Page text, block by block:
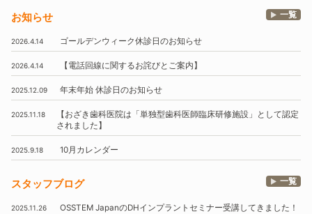
お知らせ 一覧
2026.4.14 ゴールデンウィーク休診日のお知らせ
2026.4.14 【電話回線に関するお詫びとご案内】
2025.12.09 年末年始 休診日のお知らせ
2025.11.18 【おざき歯科医院は 「単独型歯科医師臨床研修施設」
として認定
されました】
2025.9.18 10月 カレンダー
スタッフブログ 一覧
2025.11.26 OSSTEM JapanのDHインプラントセミナー受講してきました！